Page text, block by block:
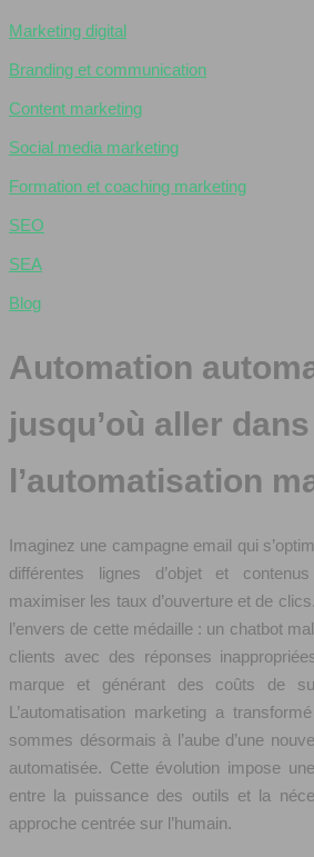
Marketing digital
Branding et communication
Content marketing
Social media marketing
Formation et coaching marketing
SEO
SEA
Blog
Automation
jusqu’où aller dans
l’automatisation
Imaginez une campagne email qui
différentes lignes d’objet et
maximiser les taux d’ouverture et de
l’envers de cette médaille : un chatbot
clients avec des réponses
marque et générant des coûts de
L’automatisation marketing a
sommes désormais à l’aube d’une
automatisée. Cette évolution impose
entre la puissance des outils et la
approche centrée sur l’humain.